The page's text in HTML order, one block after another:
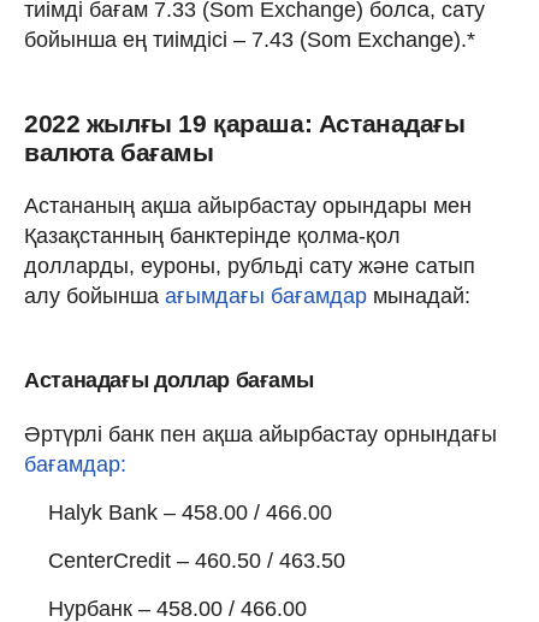
тиімді бағам 7.33 (Som Exchange) болса, сату
бойынша ең тиімдісі – 7.43 (Som Exchange).*
2022 жылғы 19 қараша: Астанадағы
валюта бағамы
Астананың ақша айырбастау орындары мен
Қазақстанның банктерінде қолма-қол
долларды, еуроны, рубльді сату және сатып
алу бойынша ағымдағы бағамдар мынадай:
Астанадағы доллар бағамы
Әртүрлі банк пен ақша айырбастау орнындағы
бағамдар:
Halyk Bank – 458.00 / 466.00
CenterCredit – 460.50 / 463.50
Нурбанк – 458.00 / 466.00